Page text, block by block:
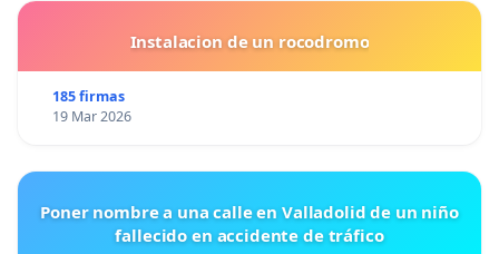
Instalacion de un rocodromo
185 firmas
19 Mar 2026
Poner nombre a una calle en Valladolid de un niño
fallecido en accidente de tráfico